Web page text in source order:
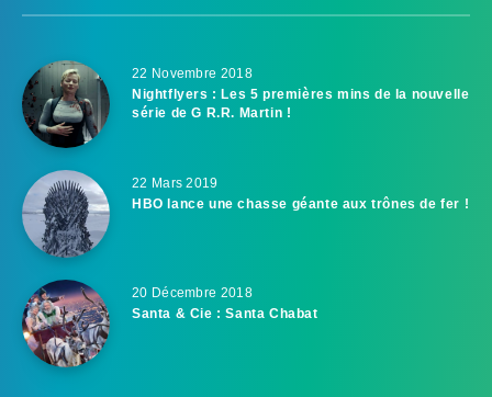
22 Novembre 2018
Nightflyers : Les 5 premières mins de la nouvelle
série de G R.R. Martin !
22 Mars 2019
HBO lance une chasse géante aux trônes de fer !
20 Décembre 2018
Santa & Cie : Santa Chabat